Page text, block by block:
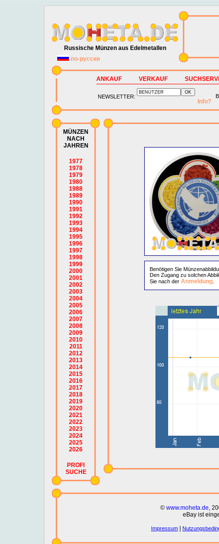
Russische Münzen aus Edelmetallen
по-русски
ANKAUF VERKAUF
NEWSLETTER:
Info?
MÜNZEN
NACH
JAHREN
1977
1978
1979
1980
1988
1989
1990
1991
1992
1993
1994
1995
1996
1997
1998
1999
2000
2001
2002
2003
2004
2005
2006
2007
2008
2009
2010
2011
2012
2013
2014
2015
2016
2017
2018
2019
2020
2021
2022
2023
2024
2025
2026
PROFI
SUCHE
Benötigen Sie
Den Zugang zu solchen
Sie nach der Anmeldung.
© www.moheta.de,
eBay ist
Impressum